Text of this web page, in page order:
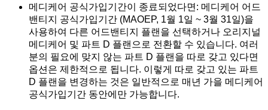
메디케어 공식가입기간이 종료되었다면: 메디케어 어드
밴티지 공식가입기간 (MAOEP, 1월 1일 ~ 3월 31일)을
사용하여 다른 어드밴티지 플랜을 선택하거나 오리지널
메디케어 및 파트 D 플랜으로 전환할 수 있습니다. 여러
분의 필요에 맞지 않는 파트 D 플랜을 따로 갖고 있다면
옵션은 제한적으로 됩니다. 이렇게 따로 갖고 있는 파트
D 플랜을 변경하는 것은 일반적으로 매년 가을 메디케어
공식가입기간 동안에만 가능합니다.